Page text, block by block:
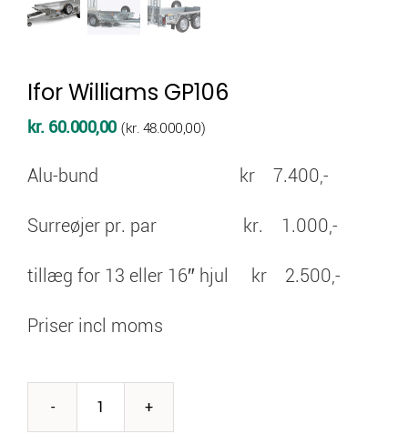
Ifor Williams GP106
kr. 60.000,00 (kr.48.000,00)
Alu-bund kr 7.400,-
Surreøjer pr. par kr. 1.000,-
tillæg for 13 eller 16″ hjul kr 2.500,-
Priser incl moms
Ifor